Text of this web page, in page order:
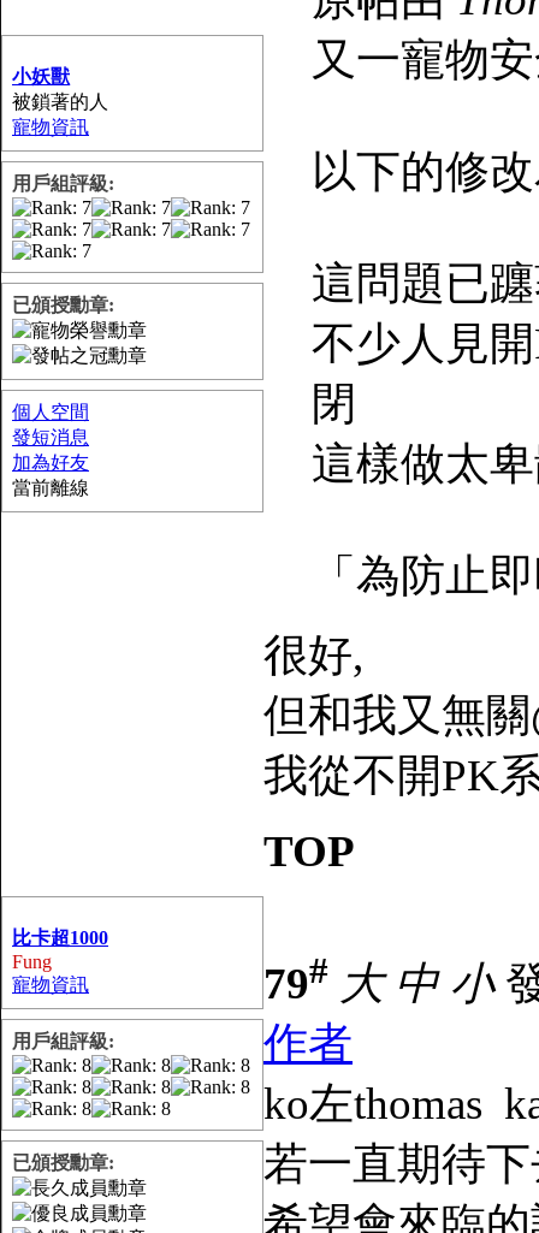
小妖獸
被鎖著的人
寵物資訊
用戶組評級:
已頒授勳章:
個人空間
發短消息
加為好友
當前離線
又一寵物
以下的修
這問題已
不少人見
閉
這樣做太
「為防止
很好,
但和我又無關
我從不開PK
TOP
比卡超1000
Fung
寵物資訊
用戶組評級:
已頒授勳章:
79# 大 中 小
作者
ko左thomas
若一直期待